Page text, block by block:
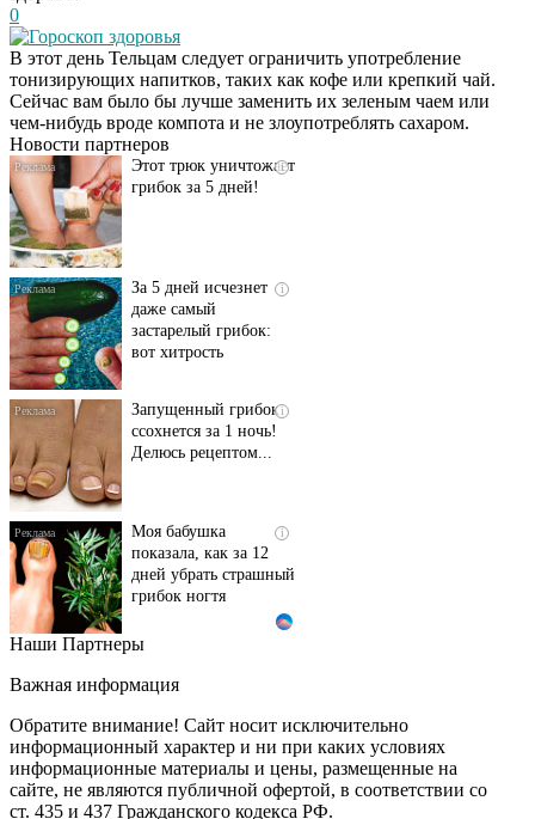
0
Гороскоп здоровья
В этот день Тельцам следует ограничить употребление
тонизирующих напитков, таких как кофе или крепкий чай.
Сейчас вам было бы лучше заменить их зеленым чаем или
чем-нибудь вроде компота и не злоупотреблять сахаром.
Новости партнеров
Даже самый
запущенный грибок
исчезнет с корнем,
если перед сном…
i
Этот трюк уничтожает
грибок за 5 дней!
i
За 5 дней исчезнет
даже самый
застарелый грибок:
вот хитрость
i
Запущенный грибок
ссохнется за 1 ночь!
Делюсь рецептом...
i
Моя бабушка
показала, как за 12
дней убрать страшный
грибок ногтя
Этот танец невесты
Пересмотрела 10 раз
i
Ролик длится пару
секунд, но вы будете в
Наши Партнеры
Важная информация
Обратите внимание! Сайт носит исключительно
информационный характер и ни при каких условиях
информационные материалы и цены, размещенные на
сайте, не являются публичной офертой, в соответствии со
ст. 435 и 437 Гражданского кодекса РФ.